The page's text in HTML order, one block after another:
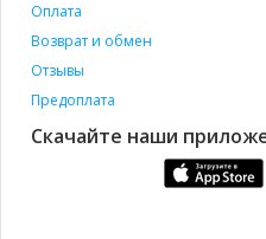
Оплата
Возврат и обмен
Отзывы
Предоплата
Скачайте наши